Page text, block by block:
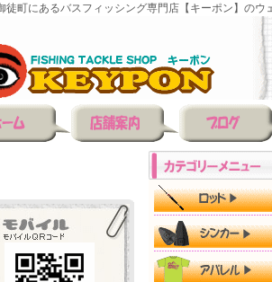
徒町にあるバスフィッシング専門店【キーポン】のウ